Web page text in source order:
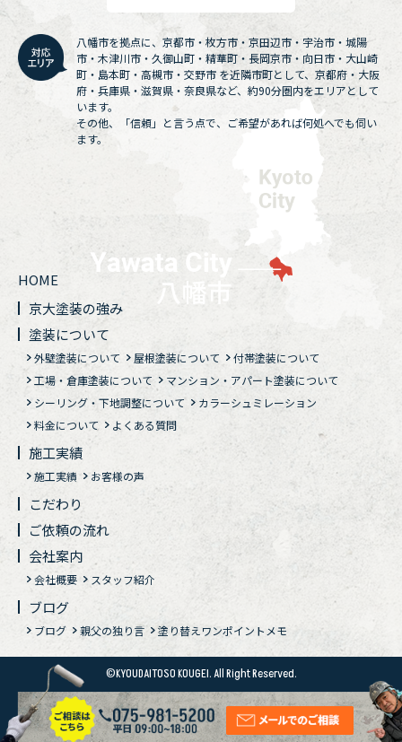
八幡市を拠点に、京都市・枚方市・京田辺市・宇治市・城陽
市・木津川市・久御山町・精華町・長岡京市・向日市・大山崎
町・島本町・高槻市・交野市 を近隣市町として、京都府・大阪
府・兵庫県・滋賀県・奈良県など、約90分圏内をエリアとして
います。
その他、「信頼」と言う点で、ご希望があれば何処へでも伺い
ます。
HOME
京大塗装の強み
塗装について
外壁塗装について 屋根塗装について
付帯塗装について
工場・倉庫塗装について
マンション・アパート塗装について
シーリング・下地調整について
カラーシュミレーション
料金について
よくある質問
施工実績
施工実績 お客様の声
こだわり
ご依頼の流れ
会社案内
会社概要 スタッフ紹介
ブログ
ブログ 親父の独り言 塗り替えワンポイントメモ
©KYOUDAITOSO KOUGEI. All Right Reserved.